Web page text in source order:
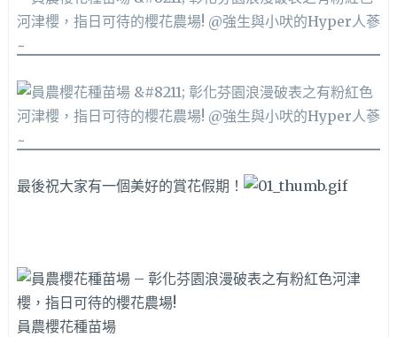
最後祝大家有一個美好的賞花假期！
員農櫻花種苗場